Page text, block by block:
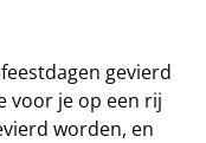
gevierd
voor je op een rij
worden, en